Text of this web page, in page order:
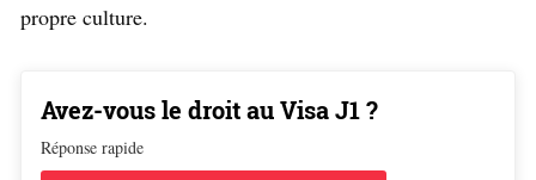
propre culture.
Avez-vous le droit au Visa J1 ?
Réponse rapide